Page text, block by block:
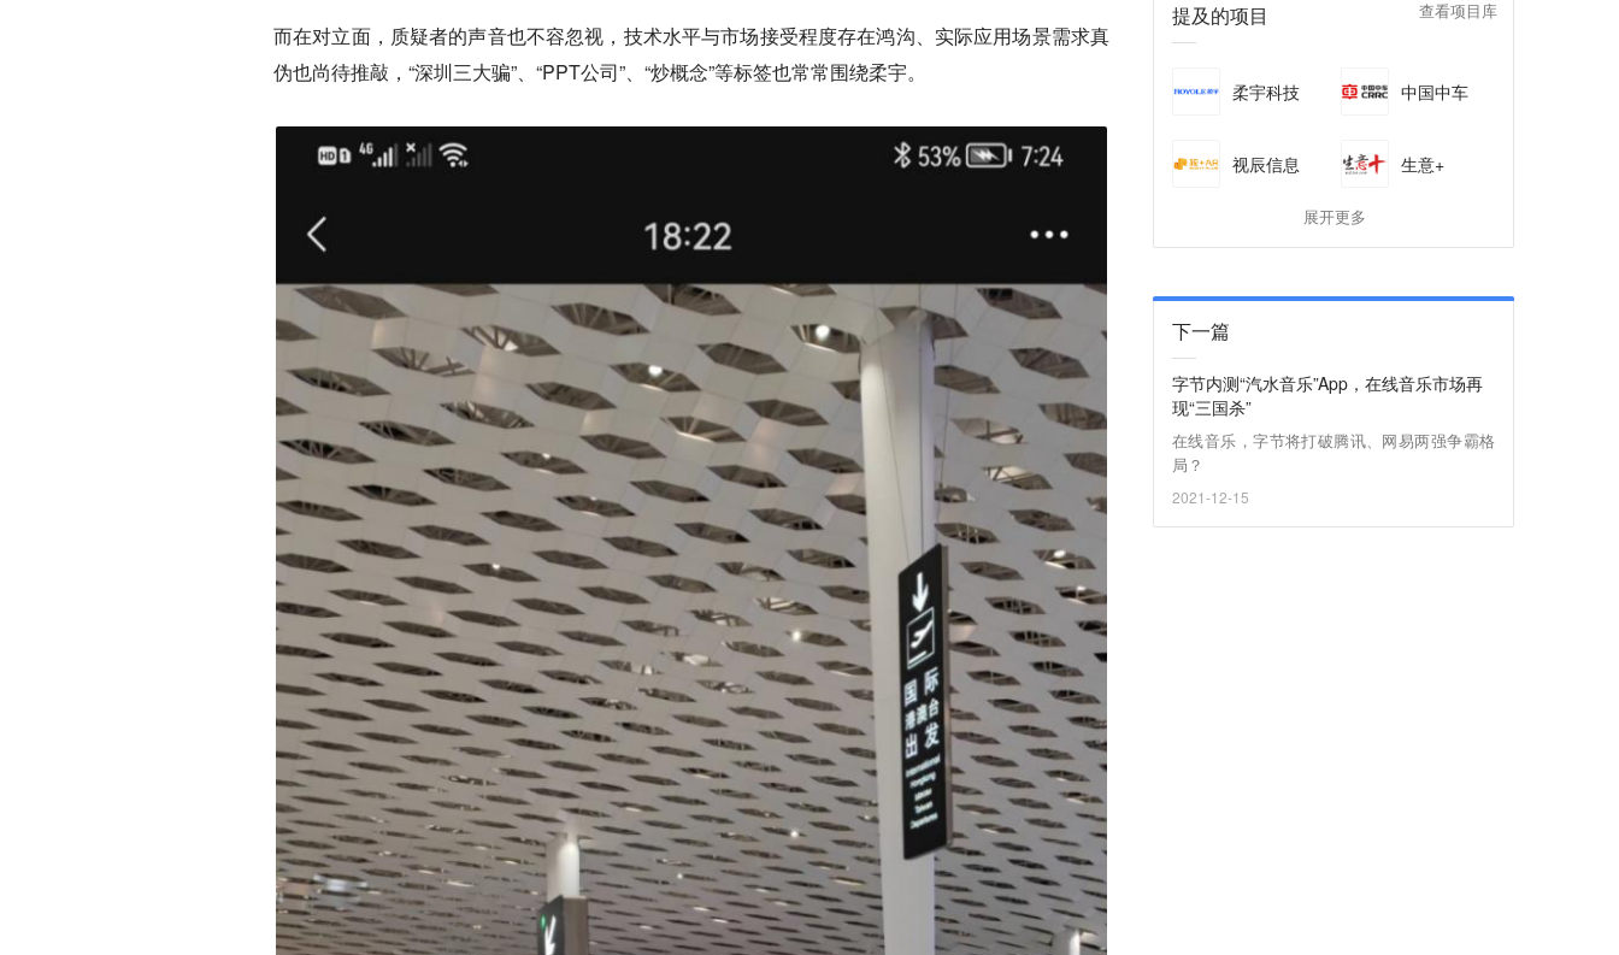
而在对立面，质疑者的声音也不容忽视，技术水平与市场接受程度存在鸿沟、实际应用场景需求真
伪也尚待推敲，“深圳三大骗”、“PPT公司”、“炒概念”等标签也常常围绕柔宇。
提及的项目 查看项目库
柔宇科技 中国中车
视辰信息 生意+
展开更多
下一篇
字节内测“汽水音乐”App，在线音乐市场再
现“三国杀”
在线音乐，字节将打破腾讯、网易两强争霸格
局？
2021-12-15